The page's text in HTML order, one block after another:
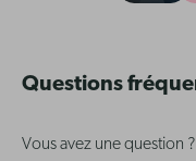
Questions
Vous avez une question